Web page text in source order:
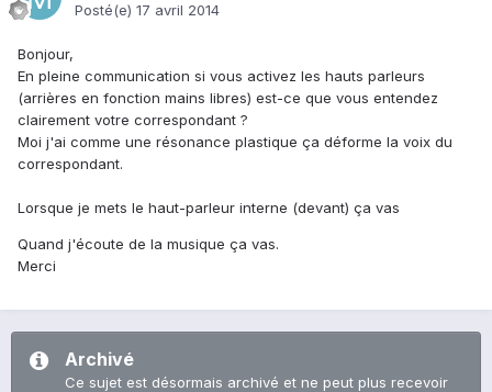
Posté(e) 17 avril 2014
Bonjour,
En pleine communication si vous activez les hauts parleurs
(arrières en fonction mains libres) est-ce que vous entendez
clairement votre correspondant ?
Moi j'ai comme une résonance plastique ça déforme la voix du
correspondant.
Lorsque je mets le haut-parleur interne (devant) ça vas
Quand j'écoute de la musique ça vas.
Merci
Archivé
Ce sujet est désormais archivé et ne peut plus recevoir